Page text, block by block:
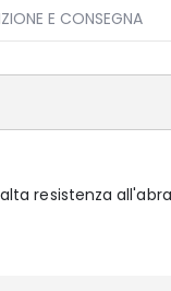
resistenza
E CONSEGNA